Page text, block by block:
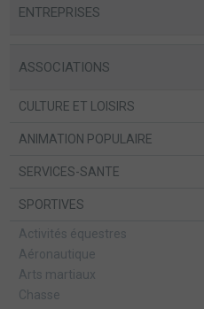
ENTREPRISES
ASSOCIATIONS
CULTURE ET LOISIRS
ANIMATION POPULAIRE
SERVICES-SANTE
SPORTIVES
Activités équestres
Aéronautique
Arts martiaux
Chasse